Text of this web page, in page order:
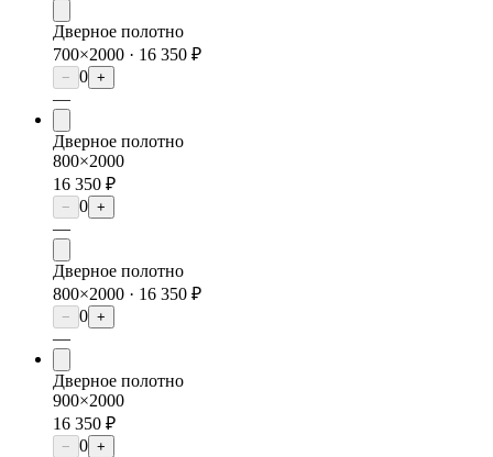
Дверное полотно
700×2000 · 16 350 ₽
− 0 +
—
Дверное полотно
800×2000
16 350 ₽
− 0 +
—
Дверное полотно
800×2000 · 16 350 ₽
− 0 +
—
Дверное полотно
900×2000
16 350 ₽
− 0 +